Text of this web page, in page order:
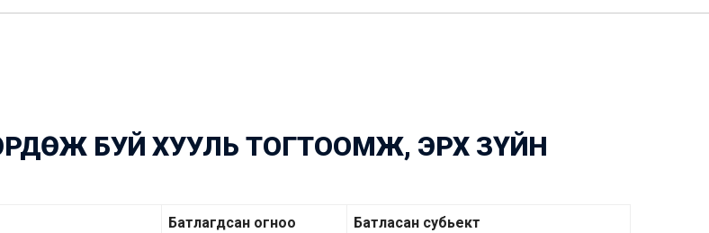
БУЙ ХУУЛЬ ТОГТООМЖ, ЭРХ ЗҮЙН
Батлагдсан огноо Батласан субьект